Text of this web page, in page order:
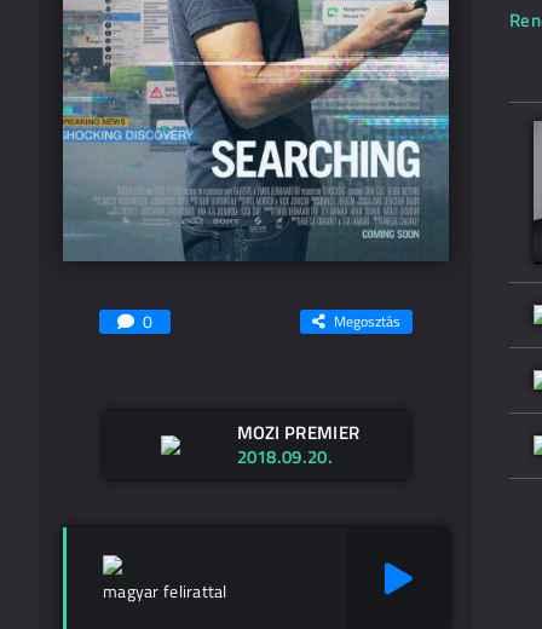
0 Megosztás
MOZI PREMIER
2018.09.20.
magyar felirattal